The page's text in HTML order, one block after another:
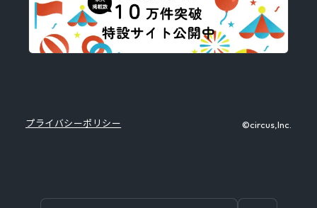
プライバシーポリシー ©circus,Inc.